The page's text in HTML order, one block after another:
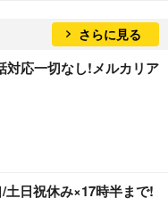
さらに見る
対応一切なし!メルカリア
土日祝休み×17時半まで!